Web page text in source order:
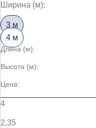
Ширина (м):
3 м
4 м
Длина (м):
Высота (м):
Цена:
4
2,35